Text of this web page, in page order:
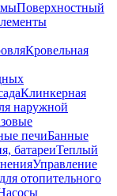
Поверхностный
Кровельная
Клинкерная
наружной
печиБанные
батареиТеплый
Управление
отопительного